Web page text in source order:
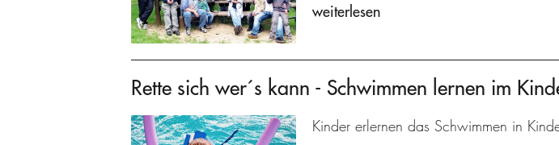
weiterlesen
Rette sich wer´s kann - Schwimmen lernen im
Kinder erlernen das Schwimmen in